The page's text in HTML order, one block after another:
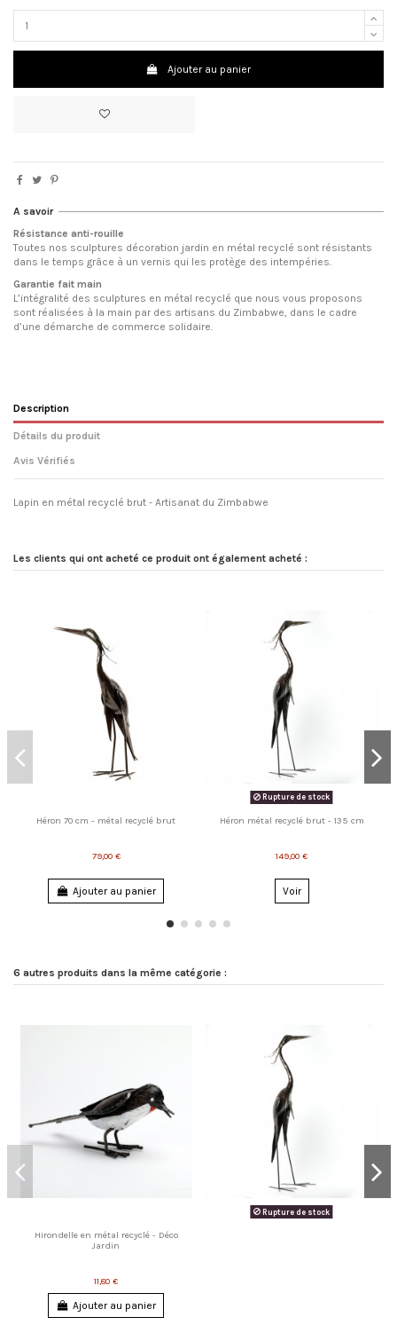
Ajouter au panier
A savoir
Résistance anti-rouille
Toutes nos sculptures décoration jardin en métal recyclé sont résistants
dans le temps grâce à un vernis qui les protège des intempéries.
Garantie fait main
L’intégralité des sculptures en métal recyclé que nous vous proposons
sont réalisées à la main par des artisans du Zimbabwe, dans le cadre
d’une démarche de commerce solidaire.
Description
Détails du produit
Avis Vérifiés
Lapin en métal recyclé brut - Artisanat du Zimbabwe
Les clients qui ont acheté ce produit ont également acheté :
Héron 70 cm - métal recyclé brut
79,00 €
Ajouter au panier
Rupture de stock
Héron métal recyclé brut - 135 cm
149,00 €
Voir
6 autres produits dans la même catégorie :
Hirondelle en métal recyclé - Déco
Jardin
11,80 €
Ajouter au panier
Rupture de stock